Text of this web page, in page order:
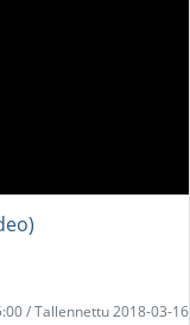
/ Tallennettu 2018-03-16